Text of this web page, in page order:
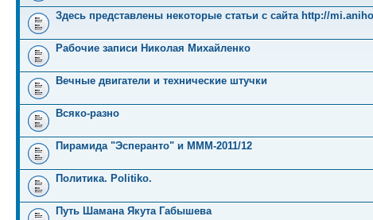
Здесь представлены некоторые статьи с сайта http://
Рабочие записи Николая Михайленко
Вечные двигатели и технические штучки
Всяко-разно
Пирамида "Эсперанто" и MMM-2011/12
Политика. Politiko.
Путь Шамана Якута Габышева